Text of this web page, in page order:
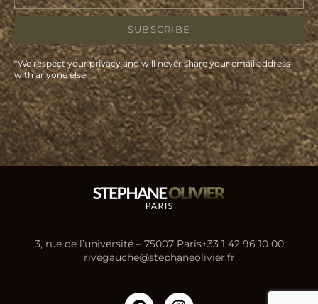
SUBSCRIBE
*We respect your privacy and will never share your email address
with anyone else.
3, rue de l’université – 75007 Paris+33 1 42 96 10 00
rivegauche@stephaneolivier.fr